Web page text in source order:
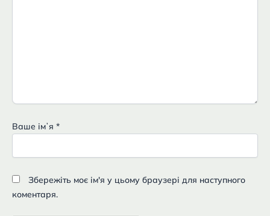
Ваше імʼя *
Збережіть моє ім'я у цьому браузері для наступного
коментаря.